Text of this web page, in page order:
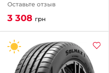
Оставьте отзыв
3 308 грн